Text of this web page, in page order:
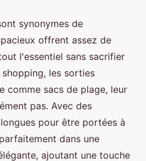
synonymes de
offrent assez de
l'essentiel sans sacrifier
les sorties
comme sacs de plage, leur
pas. Avec des
pour être portées à
dans une
ajoutant une touche